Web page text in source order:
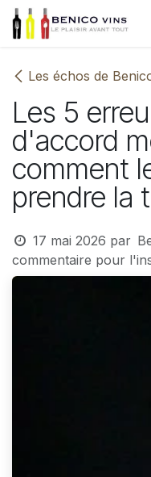
Se rendre au contenu
Les échos de
Les 5
d'accord
comment
prendre la
17 mai 2026 par
commentaire pour